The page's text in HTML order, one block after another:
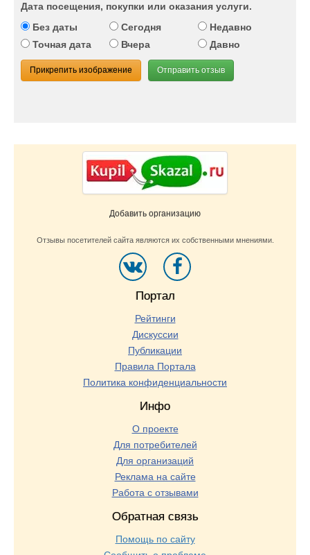
Дата посещения, покупки или оказания услуги.
Без даты
Сегодня
Недавно
Точная дата
Вчера Давно
Прикрепить изображение Отправить отзыв
Добавить организацию
Отзывы посетителей сайта являются их собственными мнениями.
Портал
Рейтинги
Дискуссии
Публикации
Правила Портала
Политика конфиденциальности
Инфо
О проекте
Для потребителей
Для организаций
Реклама на сайте
Работа с отзывами
Обратная связь
Помощь по сайту